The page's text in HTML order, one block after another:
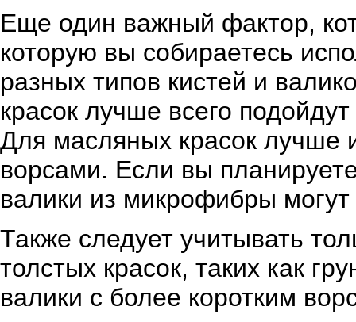
Еще один важный фактор,
которую вы собираетесь
разных типов кистей и
красок лучше всего
Для масляных красок лучше
ворсами. Если вы
валики из микрофибры
Также следует учитывать
толстых красок, таких как
валики с более коротким